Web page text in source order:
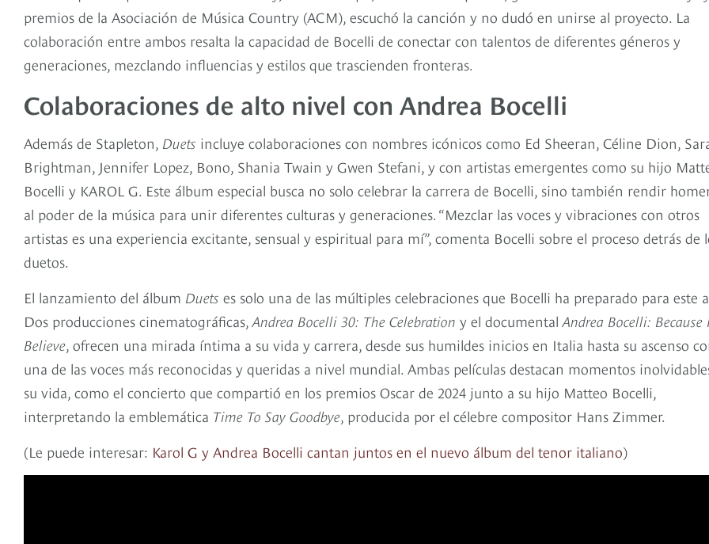
premios de la Asociación de Música Country (ACM), escuchó la canción y no dudó en unirse al proyecto. La
colaboración entre ambos resalta la capacidad de Bocelli de conectar con talentos de diferentes géneros y
generaciones, mezclando influencias y estilos que trascienden fronteras.
Colaboraciones de alto nivel con Andrea Bocelli
Además de Stapleton, Duets incluye colaboraciones con nombres icónicos como Ed Sheeran, Céline Dion,
Brightman, Jennifer Lopez, Bono, Shania Twain y Gwen Stefani, y con artistas emergentes como su hijo
Bocelli y KAROL G. Este álbum especial busca no solo celebrar la carrera de Bocelli, sino también rendir
al poder de la música para unir diferentes culturas y generaciones. “Mezclar las voces y vibraciones con otros
artistas es una experiencia excitante, sensual y espiritual para mí”, comenta Bocelli sobre el proceso detrás de
duetos.
El lanzamiento del álbum Duets es solo una de las múltiples celebraciones que Bocelli ha preparado para este
Dos producciones cinematográficas,Andrea Bocelli 30: The Celebration y el documentalAndrea Bocelli: Because
Believe, ofrecen una mirada íntima a su vida y carrera, desde sus humildes inicios en Italia hasta su ascenso
una de las voces más reconocidas y queridas a nivel mundial. Ambas películas destacan momentos
su vida, como el concierto que compartió en los premios Oscar de 2024 junto a su hijo Matteo Bocelli,
interpretando la emblemática Time To Say Goodbye, producida por el célebre compositor Hans Zimmer.
(Le puede interesar: Karol G y Andrea Bocelli cantan juntos en el nuevo álbum del tenor italiano)